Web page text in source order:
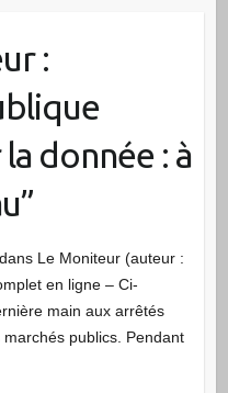
:
donnée : à
Le Moniteur (auteur :
en ligne – Ci-
main aux arrêtés
publics. Pendant